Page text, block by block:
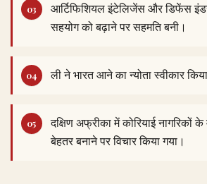
आर्टिफिशियल इंटेलिजेंस और डिफेंस
सहयोग को बढ़ाने पर सहमति बनी।
ली ने भारत आने का न्योता स्वीकार
दक्षिण अफ्रीका में कोरियाई नागरिकों
बेहतर बनाने पर विचार किया गया।